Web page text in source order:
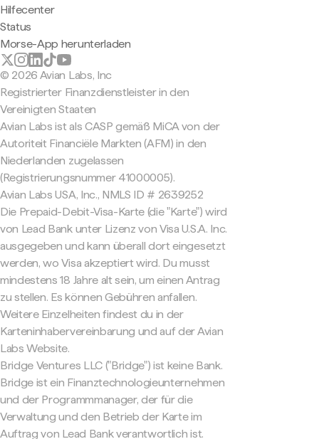
Hilfecenter
Status
Morse-App herunterladen
© 2026 Avian Labs, Inc
Registrierter Finanzdienstleister in den
Vereinigten Staaten
Avian Labs ist als CASP gemäß MiCA von der
Autoriteit Financiële Markten (AFM) in den
Niederlanden zugelassen
(Registrierungsnummer 41000005).
Avian Labs USA, Inc., NMLS ID # 2639252
Die Prepaid-Debit-Visa-Karte (die "Karte") wird
von Lead Bank unter Lizenz von Visa U.S.A. Inc.
ausgegeben und kann überall dort eingesetzt
werden, wo Visa akzeptiert wird. Du musst
mindestens 18 Jahre alt sein, um einen Antrag
zu stellen. Es können Gebühren anfallen.
Weitere Einzelheiten findest du in der
Karteninhabervereinbarung und auf der Avian
Labs Website.
Bridge Ventures LLC ("Bridge") ist keine Bank.
Bridge ist ein Finanztechnologieunternehmen
und der Programmmanager, der für die
Verwaltung und den Betrieb der Karte im
Auftrag von Lead Bank verantwortlich ist.